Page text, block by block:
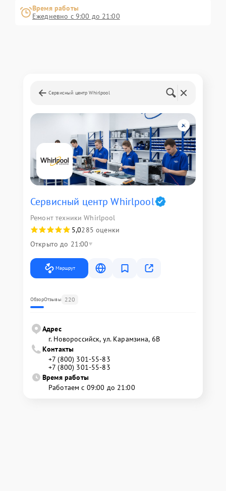
Время работы
Ежедневно с 9:00 до 21:00
Сервисный центр Whirlpool
Сервисный центр Whirlpool
Ремонт техники Whirlpool
5,0285 оценки
Открыто до 21:00
Маршрут
ОбзорОтзывы 220
Адрес
г. Новороссийск, ул. Карамзина, 6В
Контакты
+7 (800) 301-55-83
+7 (800) 301-55-83
Время работы
Работаем с 09:00 до 21:00